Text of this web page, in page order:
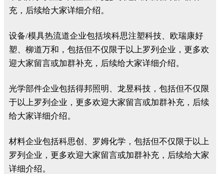
充，后续给大家详细介绍。
设备/模具热流道企业包括埃科思注塑科技、欧瑞康好
塑、柳道万和，包括但不仅限于以上罗列企业，更多欢
迎大家留言或加群补充，后续给大家详细介绍。
光学部件企业包括得邦照明、龙昱科技，包括但不仅限
于以上罗列企业，更多欢迎大家留言或加群补充，后续
给大家详细介绍。
材料企业包括科思创、罗姆化学，包括但不仅限于以上
罗列企业，更多欢迎大家留言或加群补充，后续给大家
详细介绍。